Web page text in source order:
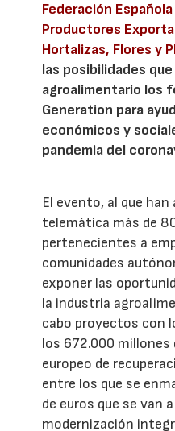
Federación
Productores
Hortalizas, Flores y
las posibilidades
agroalimentario los
Generation para
económicos y
pandemia del
El evento, al que
telemática más de
pertenecientes a
comunidades
exponer las
la industria
cabo proyectos con
los 672.000 millones
europeo de
entre los que se
de euros que se van
modernización